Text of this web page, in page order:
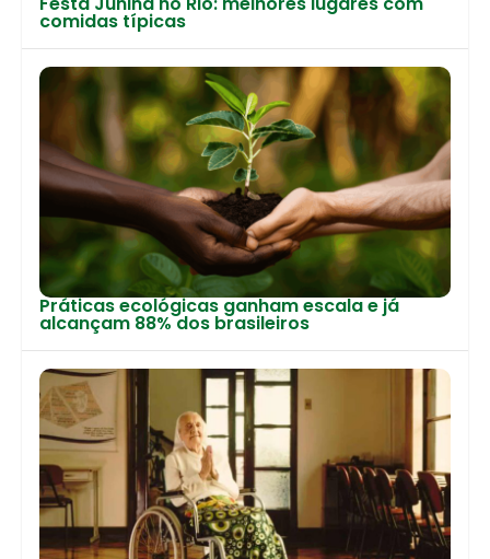
comidas típicas
Práticas ecológicas ganham escala e já
alcançam 88% dos brasileiros